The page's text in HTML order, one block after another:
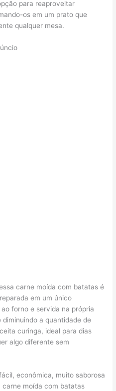
para reaproveitar
os em um prato que
qualquer mesa.
carne moída com batatas é
em um único
forno e servida na própria
a quantidade de
curinga, ideal para dias
algo diferente sem
econômica, muito saborosa
moída com batatas